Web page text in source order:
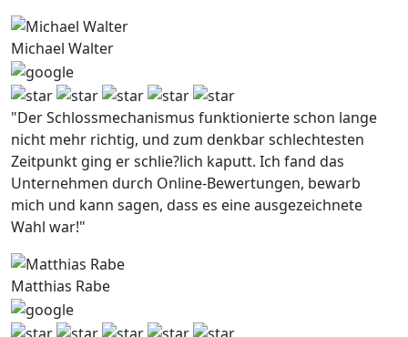
Michael Walter
"Der Schlossmechanismus funktionierte schon lange
nicht mehr richtig, und zum denkbar schlechtesten
Zeitpunkt ging er schlie?lich kaputt. Ich fand das
Unternehmen durch Online-Bewertungen, bewarb
mich und kann sagen, dass es eine ausgezeichnete
Wahl war!"
Matthias Rabe